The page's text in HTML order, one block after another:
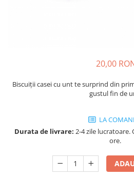
Fursecuri
Fursecuri cu unt
20,00
Biscuiții casei cu unt te surprind din
gustul fin de
LA
Durata de livrare: 2-4 zile lucratoare.
ore.